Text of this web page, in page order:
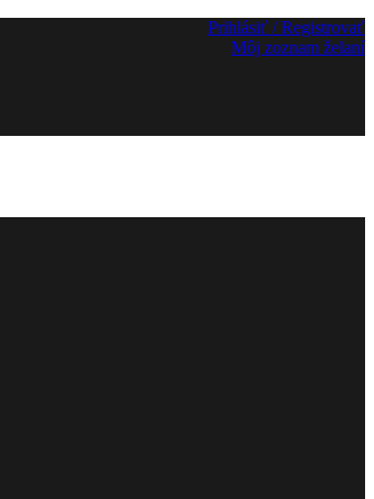
Prihlásiť / Registrovať
Môj zoznam želaní